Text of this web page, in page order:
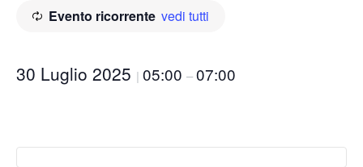
Evento ricorrente vedi tutti
30 Luglio 2025 | 05:00 –07:00